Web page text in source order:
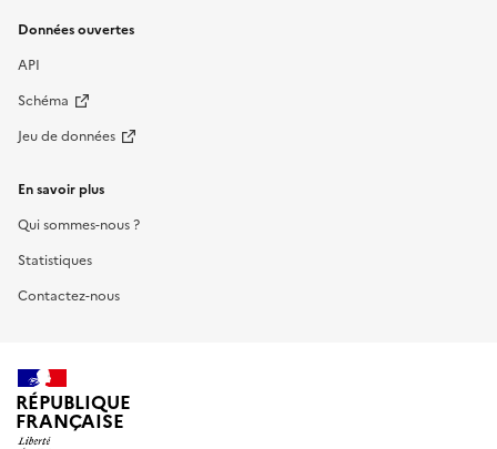
Données ouvertes
API
Schéma
Jeu de données
En savoir plus
Qui sommes-nous ?
Statistiques
Contactez-nous
RÉPUBLIQUE
FRANÇAISE